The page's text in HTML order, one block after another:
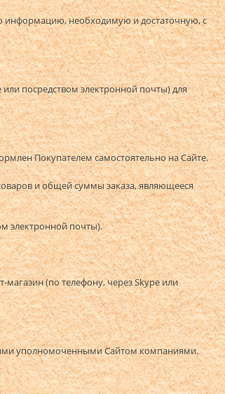
информацию, необходимую и достаточную, с
посредством электронной почты) для
Покупателем самостоятельно на Сайте.
и общей суммы заказа, являющееся
электронной почты).
магазин (по телефону, через Skype или
уполномоченными Сайтом компаниями.